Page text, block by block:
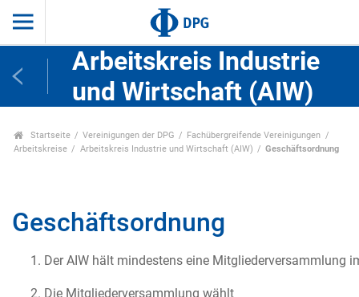
Arbeitskreis Industrie
und Wirtschaft (AIW)
Startseite Vereinigungen der DPG
Fachübergreifende Vereinigungen
Arbeitskreise
Arbeitskreis Industrie und Wirtschaft (AIW) Geschäftsordnung
Geschäftsordnung
Der AIW hält mindestens eine Mitgliederversammlung
Die Mitgliederversammlung wählt